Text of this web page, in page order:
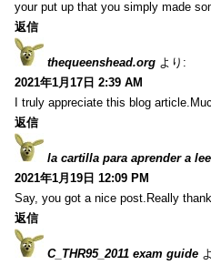
your put up that you simply made
返信
thequeenshead.org より:
2021年1月17日 2:39 AM
I truly appreciate this blog
返信
la cartilla para aprender a
2021年1月19日 12:09 PM
Say, you got a nice post.Really
返信
C_THR95_2011 exam guide